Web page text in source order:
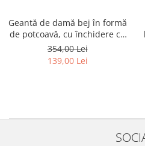
Geantă de damă bej în formă
de potcoavă, cu închidere cu
clip magnetic - Peterson PTR-
PTN PIWONIA BEIGE
354,00 Lei
139,00 Lei